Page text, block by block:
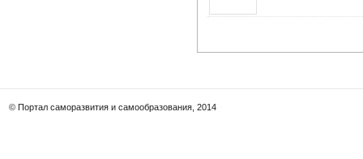
© Портал саморазвития и самообразования, 2014